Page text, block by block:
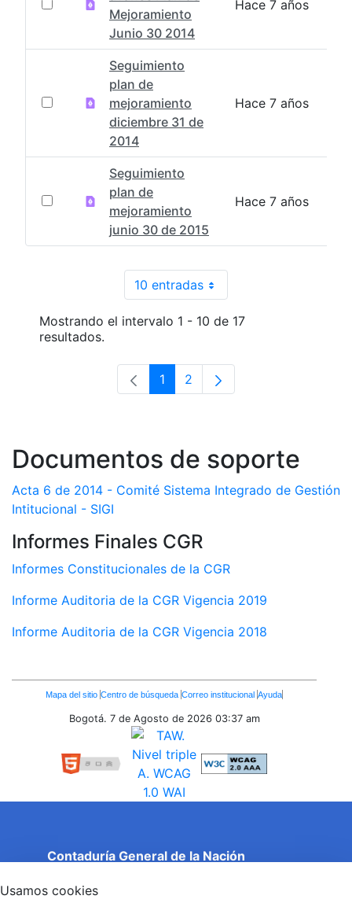
Mejoramiento
Junio 30 2014
Hace 7 años
Seguimiento
plan de
mejoramiento
diciembre 31 de
2014
Hace 7 años
Seguimiento
plan de
mejoramiento
junio 30 de 2015
Hace 7 años
10 entradasPor página
Mostrando el intervalo 1 - 10 de 17
resultados.
Página
1 Página
2
Documentos de soporte
Acta 6 de 2014 - Comité Sistema Integrado de Gestión
Intitucional - SIGI
Informes Finales CGR
Informes Constitucionales de la CGR
Informe Auditoria de la CGR Vigencia 2019
Informe Auditoria de la CGR Vigencia 2018
Enlaces
Inferiores
Mapa del sitio Centro de búsqueda Correo institucional Ayuda
Bogotá. 7 de Agosto de 2026 03:37 am
Contaduría General de la Nación
Entidad adscrita al Ministerio de Hacienda y Crédito
Usamos cookies